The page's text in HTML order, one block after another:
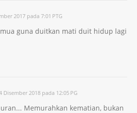
2017 pada 7:01 PTG
guna duitkan mati duit hidup lagi
Disember 2018 pada 12:05 PG
Memurahkan kematian, bukan